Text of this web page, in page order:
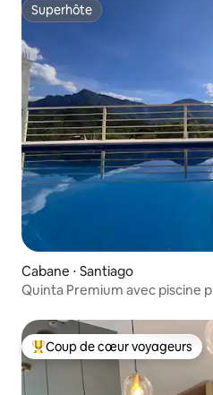
Superhôte
Superhôte
Cabane ⋅ Santiago
Quinta Premium avec piscine
Coups de cœur voyageurs les
Coup de cœur voyageurs